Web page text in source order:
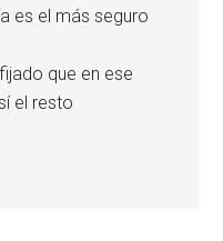
es el más seguro
que en ese
el resto